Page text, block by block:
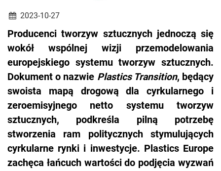
2023-10-27
Producenci tworzyw sztucznych jednoczą się
wokół wspólnej wizji przemodelowania
europejskiego systemu tworzyw sztucznych.
Dokument o nazwie Plastics Transition, będący
swoista mapą drogową dla cyrkularnego i
zeroemisyjnego netto systemu tworzyw
sztucznych, podkreśla pilną potrzebę
stworzenia ram politycznych stymulujących
cyrkularne rynki i inwestycje. Plastics Europe
zachęca łańcuch wartości do podjęcia wyzwań